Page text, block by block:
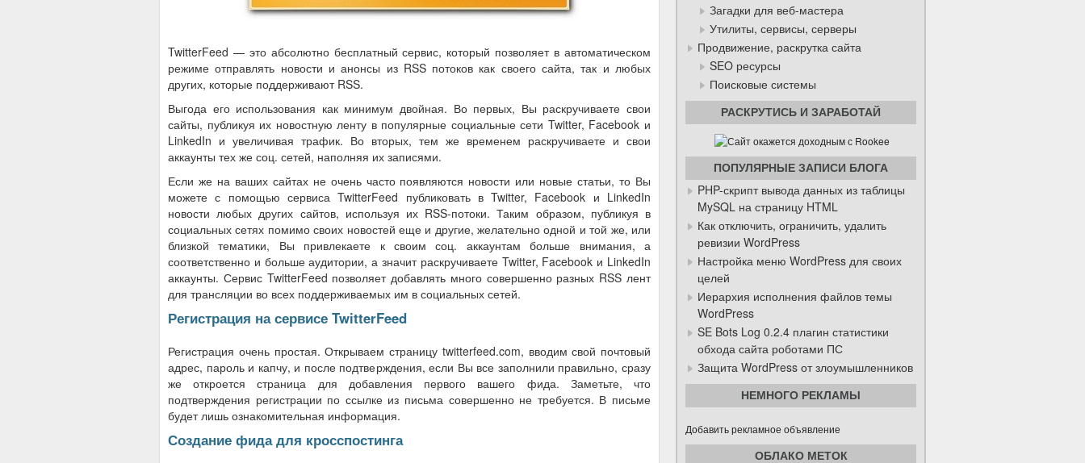
TwitterFeed — это абсолютно бесплатный сервис, который позволяет в автоматическом
режиме отправлять новости и анонсы из RSS потоков как своего сайта, так и любых
других, которые поддерживают RSS.
Выгода его использования как минимум двойная. Во первых, Вы раскручиваете свои
сайты, публикуя их новостную ленту в популярные социальные сети Twitter, Facebook и
LinkedIn и увеличивая трафик. Во вторых, тем же временем раскручиваете и свои
аккаунты тех же соц. сетей, наполняя их записями.
Если же на ваших сайтах не очень часто появляются новости или новые статьи, то Вы
можете с помощью сервиса TwitterFeed публиковать в Twitter, Facebook и LinkedIn
новости любых других сайтов, используя их RSS-потоки. Таким образом, публикуя в
социальных сетях помимо своих новостей еще и другие, желательно одной и той же, или
близкой тематики, Вы привлекаете к своим соц. аккаунтам больше внимания, а
соответственно и больше аудитории, а значит раскручиваете Twitter, Facebook и LinkedIn
аккаунты. Сервис TwitterFeed позволяет добавлять много совершенно разных RSS лент
для трансляции во всех поддерживаемых им в социальных сетей.
Регистрация на сервисе TwitterFeed
Регистрация очень простая. Открываем страницу twitterfeed.com, вводим свой почтовый
адрес, пароль и капчу, и после подтверждения, если Вы все заполнили правильно, сразу
же откроется страница для добавления первого вашего фида. Заметьте, что
подтверждения регистрации по ссылке из письма совершенно не требуется. В письме
будет лишь ознакомительная информация.
Создание фида для кросспостинга
Загадки для веб-мастера
Утилиты, сервисы, серверы
Продвижение, раскрутка сайта
SEO ресурсы
Поисковые системы
РАСКРУТИСЬ И ЗАРАБОТАЙ
ПОПУЛЯРНЫЕ ЗАПИСИ БЛОГА
PHP-скрипт вывода данных из таблицы
MySQL на страницу HTML
Как отключить, ограничить, удалить
ревизии WordPress
Настройка меню WordPress для своих
целей
Иерархия исполнения файлов темы
WordPress
SE Bots Log 0.2.4 плагин статистики
обхода сайта роботами ПС
Защита WordPress от злоумышленников
НЕМНОГО РЕКЛАМЫ
Добавить рекламное объявление
ОБЛАКО МЕТОК